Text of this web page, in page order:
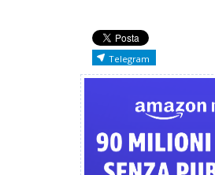
Telegram